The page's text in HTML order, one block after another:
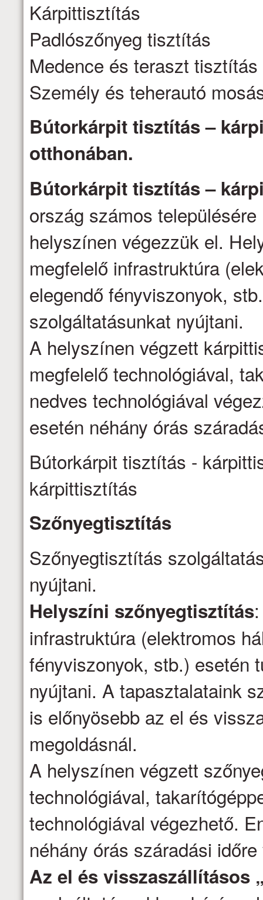
Kárpittisztítás
Padlószőnyeg tisztítás
Medence és teraszt tisztítás
Személy és teherautó
Bútorkárpit tisztítás –
otthonában.
Bútorkárpit tisztítás –
ország számos
helyszínen végezzük el.
megfelelő infrastruktúra
elegendő fényviszonyok,
szolgáltatásunkat nyújtani.
A helyszínen végzett
megfelelő technológiával,
nedves technológiával
esetén néhány órás
Bútorkárpit tisztítás -
kárpittisztítás
Szőnyegtisztítás
Szőnyegtisztítás
nyújtani.
Helyszíni szőnyegtisztítás
infrastruktúra (elektromos
fényviszonyok, stb.) esetén
nyújtani. A tapasztalataink
is előnyösebb az el és
megoldásnál.
A helyszínen végzett
technológiával,
technológiával végezhető.
néhány órás száradási
Az el és visszaszállításos